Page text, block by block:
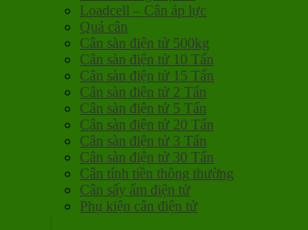
Loadcell – Cân áp lực
Quả cân
Cân sàn điện tử 500kg
Cân sàn điện tử 10 Tấn
Cân sàn điện tử 15 Tấn
Cân sàn điện tử 2 Tấn
Cân sàn điện tử 5 Tấn
Cân sàn điện tử 20 Tấn
Cân sàn điện tử 3 Tấn
Cân sàn điện tử 30 Tấn
Cân tính tiền thông thường
Cân sấy ẩm điện tử
Phụ kiện cân điện tử